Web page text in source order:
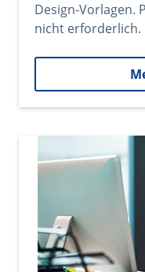
Design-Vorlagen.
nicht erforderlich.